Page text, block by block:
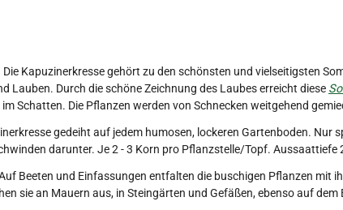
Die Kapuzinerkresse gehört zu den schönsten und vielseitigsten
Lauben. Durch die schöne Zeichnung des Laubes erreicht diese
Schatten. Die Pflanzen werden von Schnecken weitgehend
gedeiht auf jedem humosen, lockeren Gartenboden.
darunter. Je 2 - 3 Korn pro Pflanzstelle/Topf. Aussaattiefe
Beeten und Einfassungen entfalten die buschigen Pflanzen mit
sie an Mauern aus, in Steingärten und Gefäßen, ebenso auf dem